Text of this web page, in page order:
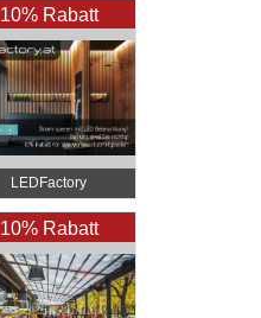
10% Rabatt
LEDFactory
10% Rabatt